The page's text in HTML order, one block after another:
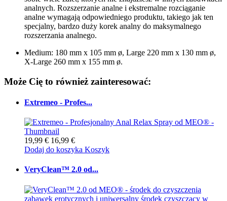
analnych. Rozszerzanie analne i ekstremalne rozciąganie
analne wymagają odpowiedniego produktu, takiego jak ten
specjalny, bardzo duży korek analny do maksymalnego
rozszerzania analnego.
Medium: 180 mm x 105 mm ø, Large 220 mm x 130 mm ø,
X-Large 260 mm x 155 mm ø.
Może Cię to również zainteresować:
Extremeo - Profes...
19,99 € 16,99 €
Dodaj do koszyka Koszyk
VeryClean™ 2.0 od...